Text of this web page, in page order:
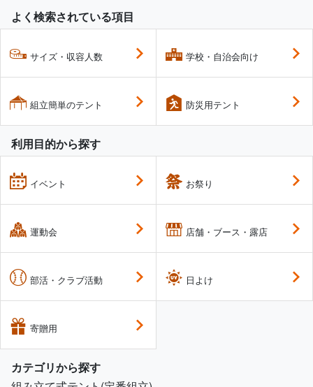
よく検索されている項目
サイズ・収容人数
組立簡単のテント
学校・自治会向け
防災用テント
利用目的から探す
イベント
運動会
部活・クラブ活動
寄贈用
お祭り
店舗・ブース・露店
日よけ
カテゴリから探す